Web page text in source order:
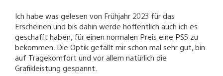
Ich habe was gelesen von Frühjahr 2023 für das
Erscheinen und bis dahin werde hoffentlich auch ich es
geschafft haben, für einen normalen Preis eine PS5 zu
bekommen. Die Optik gefällt mir schon mal sehr gut, bin
auf Tragekomfort und vor allem natürlich die
Grafikleistung gespannt.